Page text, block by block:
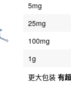
5mg
25mg
100mg
1g
更大包装 有